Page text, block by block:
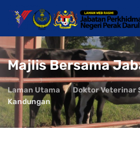
Majlis Bersama
Laman Utama
Doktor Veterinar
Kandungan